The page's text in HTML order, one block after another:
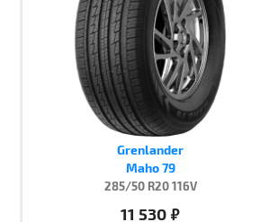
Grenlander
Maho 79
285/50 R20 116V
11 530 руб.